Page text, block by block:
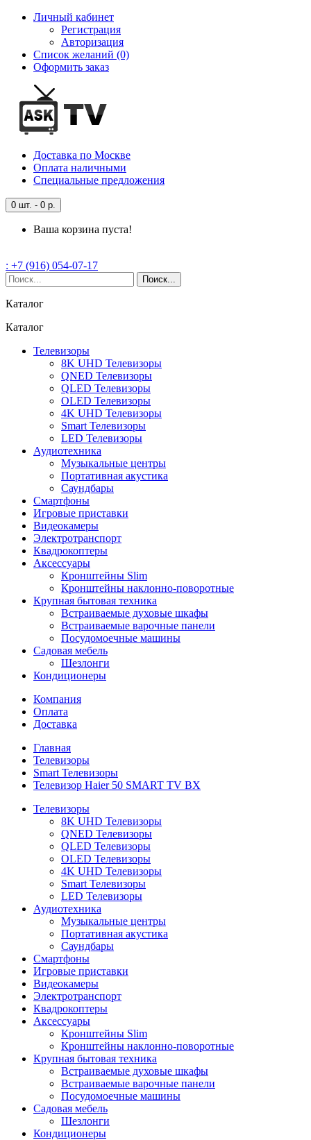
Личный кабинет
Регистрация
Авторизация
Список желаний (0)
Оформить заказ
Доставка по Москве
Оплата наличными
Специальные предложения
0 шт. - 0 р.
Ваша корзина пуста!
: +7 (916) 054-07-17
Поиск...
Каталог
Каталог
Телевизоры
8K UHD Телевизоры
QNED Телевизоры
QLED Телевизоры
OLED Телевизоры
4K UHD Телевизоры
Smart Телевизоры
LED Телевизоры
Аудиотехника
Музыкальные центры
Портативная акустика
Саундбары
Смартфоны
Игровые приставки
Видеокамеры
Электротранспорт
Квадрокоптеры
Аксессуары
Кронштейны Slim
Кронштейны наклонно-поворотные
Крупная бытовая техника
Встраиваемые духовые шкафы
Встраиваемые варочные панели
Посудомоечные машины
Садовая мебель
Шезлонги
Кондиционеры
Компания
Оплата
Доставка
Главная
Телевизоры
Smart Телевизоры
Телевизор Haier 50 SMART TV BX
Телевизоры
8K UHD Телевизоры
QNED Телевизоры
QLED Телевизоры
OLED Телевизоры
4K UHD Телевизоры
Smart Телевизоры
LED Телевизоры
Аудиотехника
Музыкальные центры
Портативная акустика
Саундбары
Смартфоны
Игровые приставки
Видеокамеры
Электротранспорт
Квадрокоптеры
Аксессуары
Кронштейны Slim
Кронштейны наклонно-поворотные
Крупная бытовая техника
Встраиваемые духовые шкафы
Встраиваемые варочные панели
Посудомоечные машины
Садовая мебель
Шезлонги
Кондиционеры